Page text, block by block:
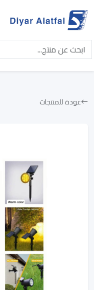
عودة للمنتجات